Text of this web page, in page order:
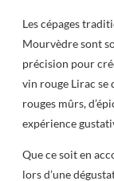
Les cépages
Mourvèdre sont
précision pour
vin rouge Lirac se
rouges mûrs,
expérience
Que ce soit en
lors d’une